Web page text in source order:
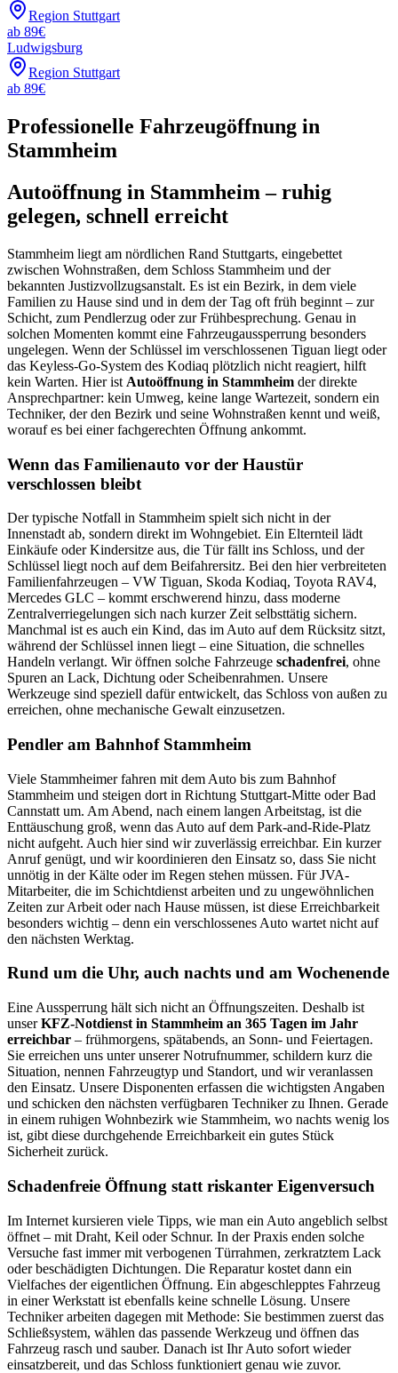
Region Stuttgart
ab 89€
Ludwigsburg
Region Stuttgart
ab 89€
Professionelle Fahrzeugöffnung in
Stammheim
Autoöffnung in Stammheim – ruhig
gelegen, schnell erreicht
Stammheim liegt am nördlichen Rand Stuttgarts, eingebettet
zwischen Wohnstraßen, dem Schloss Stammheim und der
bekannten Justizvollzugsanstalt. Es ist ein Bezirk, in dem viele
Familien zu Hause sind und in dem der Tag oft früh beginnt – zur
Schicht, zum Pendlerzug oder zur Frühbesprechung. Genau in
solchen Momenten kommt eine Fahrzeugaussperrung besonders
ungelegen. Wenn der Schlüssel im verschlossenen Tiguan liegt oder
das Keyless-Go-System des Kodiaq plötzlich nicht reagiert, hilft
kein Warten. Hier ist Autoöffnung in Stammheim der direkte
Ansprechpartner: kein Umweg, keine lange Wartezeit, sondern ein
Techniker, der den Bezirk und seine Wohnstraßen kennt und weiß,
worauf es bei einer fachgerechten Öffnung ankommt.
Wenn das Familienauto vor der Haustür
verschlossen bleibt
Der typische Notfall in Stammheim spielt sich nicht in der
Innenstadt ab, sondern direkt im Wohngebiet. Ein Elternteil lädt
Einkäufe oder Kindersitze aus, die Tür fällt ins Schloss, und der
Schlüssel liegt noch auf dem Beifahrersitz. Bei den hier verbreiteten
Familienfahrzeugen – VW Tiguan, Skoda Kodiaq, Toyota RAV4,
Mercedes GLC – kommt erschwerend hinzu, dass moderne
Zentralverriegelungen sich nach kurzer Zeit selbsttätig sichern.
Manchmal ist es auch ein Kind, das im Auto auf dem Rücksitz sitzt,
während der Schlüssel innen liegt – eine Situation, die schnelles
Handeln verlangt. Wir öffnen solche Fahrzeuge schadenfrei, ohne
Spuren an Lack, Dichtung oder Scheibenrahmen. Unsere
Werkzeuge sind speziell dafür entwickelt, das Schloss von außen zu
erreichen, ohne mechanische Gewalt einzusetzen.
Pendler am Bahnhof Stammheim
Viele Stammheimer fahren mit dem Auto bis zum Bahnhof
Stammheim und steigen dort in Richtung Stuttgart-Mitte oder Bad
Cannstatt um. Am Abend, nach einem langen Arbeitstag, ist die
Enttäuschung groß, wenn das Auto auf dem Park-and-Ride-Platz
nicht aufgeht. Auch hier sind wir zuverlässig erreichbar. Ein kurzer
Anruf genügt, und wir koordinieren den Einsatz so, dass Sie nicht
unnötig in der Kälte oder im Regen stehen müssen. Für JVA-
Mitarbeiter, die im Schichtdienst arbeiten und zu ungewöhnlichen
Zeiten zur Arbeit oder nach Hause müssen, ist diese Erreichbarkeit
besonders wichtig – denn ein verschlossenes Auto wartet nicht auf
den nächsten Werktag.
Rund um die Uhr, auch nachts und am Wochenende
Eine Aussperrung hält sich nicht an Öffnungszeiten. Deshalb ist
unserKFZ-Notdienst in Stammheim an 365 Tagen im Jahr
erreichbar – frühmorgens, spätabends, an Sonn- und Feiertagen.
Sie erreichen uns unter unserer Notrufnummer, schildern kurz die
Situation, nennen Fahrzeugtyp und Standort, und wir veranlassen
den Einsatz. Unsere Disponenten erfassen die wichtigsten Angaben
und schicken den nächsten verfügbaren Techniker zu Ihnen. Gerade
in einem ruhigen Wohnbezirk wie Stammheim, wo nachts wenig los
ist, gibt diese durchgehende Erreichbarkeit ein gutes Stück
Sicherheit zurück.
Schadenfreie Öffnung statt riskanter Eigenversuch
Im Internet kursieren viele Tipps, wie man ein Auto angeblich selbst
öffnet – mit Draht, Keil oder Schnur. In der Praxis enden solche
Versuche fast immer mit verbogenen Türrahmen, zerkratztem Lack
oder beschädigten Dichtungen. Die Reparatur kostet dann ein
Vielfaches der eigentlichen Öffnung. Ein abgeschlepptes Fahrzeug
in einer Werkstatt ist ebenfalls keine schnelle Lösung. Unsere
Techniker arbeiten dagegen mit Methode: Sie bestimmen zuerst das
Schließsystem, wählen das passende Werkzeug und öffnen das
Fahrzeug rasch und sauber. Danach ist Ihr Auto sofort wieder
einsatzbereit, und das Schloss funktioniert genau wie zuvor.